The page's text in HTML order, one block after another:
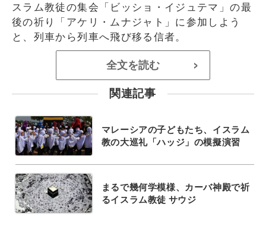
スラム教徒の集会「ビッショ・イジュテマ」の最
後の祈り「アケリ・ムナジャト」に参加しよう
と、列車から列車へ飛び移る信者。
全文を読む >
関連記事
マレーシアの子どもたち、イスラム
教の大巡礼「ハッジ」の模擬演習
まるで幾何学模様、カーバ神殿で祈
るイスラム教徒 サウジ